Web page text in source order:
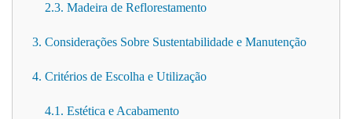
2.3. Madeira de Reflorestamento
3. Considerações Sobre Sustentabilidade e Manutenção
4. Critérios de Escolha e Utilização
4.1. Estética e Acabamento